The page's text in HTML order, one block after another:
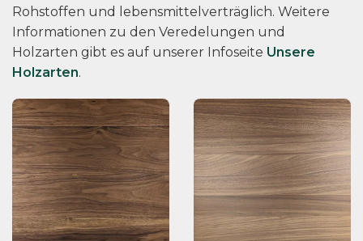
Rohstoffen und lebensmittelverträglich. Weitere
Informationen zu den Veredelungen und
Holzarten gibt es auf unserer Infoseite Unsere
Holzarten.